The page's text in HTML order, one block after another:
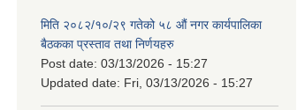
मिति २०८२/१०/२९ गतेको ५८ औं नगर कार्यपालिका
बैठकका प्रस्ताव तथा निर्णयहरु
Post date: 03/13/2026 - 15:27
Updated date: Fri, 03/13/2026 - 15:27